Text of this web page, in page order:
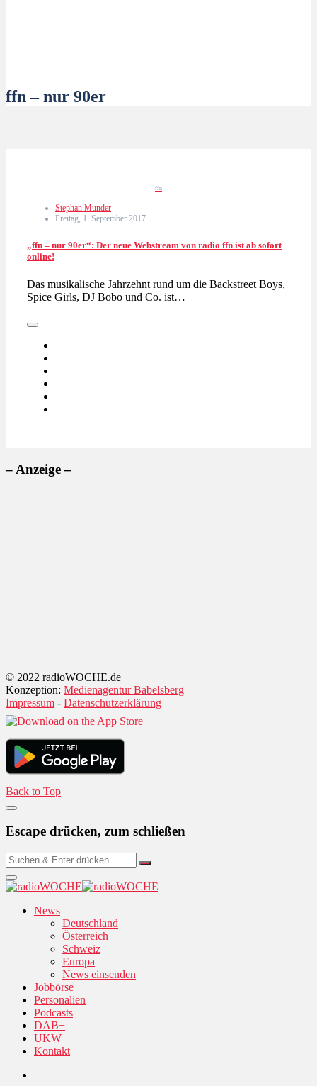
ffn – nur 90er
ffn
Stephan Munder
Freitag, 1. September 2017
„ffn – nur 90er“: Der neue Webstream von radio ffn ist ab sofort
online!
Das musikalische Jahrzehnt rund um die Backstreet Boys,
Spice Girls, DJ Bobo und Co. ist…
– Anzeige –
© 2022 radioWOCHE.de
Konzeption: Medienagentur Babelsberg
Impressum - Datenschutzerklärung
Back to Top
Escape drücken, zum schließen
News
Deutschland
Österreich
Schweiz
Europa
News einsenden
Jobbörse
Personalien
Podcasts
DAB+
UKW
Kontakt